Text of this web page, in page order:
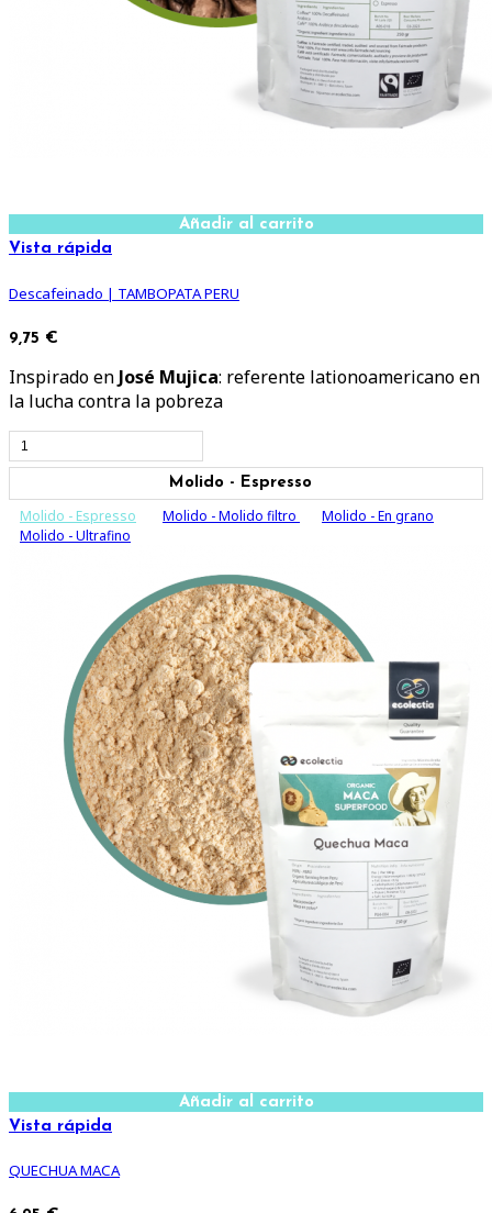
Añadir al carrito
Vista rápida
Descafeinado | TAMBOPATA PERU
9,75 €
Inspirado en José Mujica: referente lationoamericano en
la lucha contra la pobreza
Molido - Espresso
Molido - Espresso Molido - Molido filtro
Molido - En grano
Molido - Ultrafino
Añadir al carrito
Vista rápida
QUECHUA MACA